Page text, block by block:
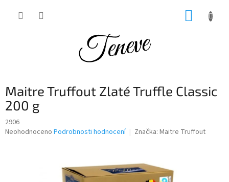
Maitre Truffout Zlaté Truffle Classic
200 g
2906
Průměrné
Neohodnoceno Podrobnosti hodnocení Značka: Maitre Truffout